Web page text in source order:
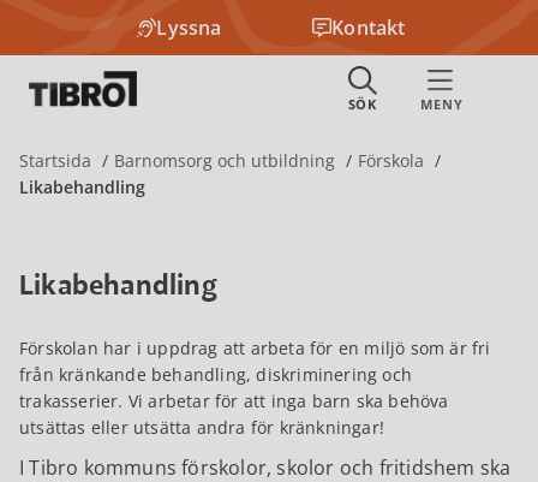
Lyssna Kontakt
Startsida Barnomsorg och utbildning
Förskola
Likabehandling
Likabehandling
Förskolan har i uppdrag att arbeta för en miljö som är fri
från kränkande behandling, diskriminering och
trakasserier. Vi arbetar för att inga barn ska behöva
utsättas eller utsätta andra för kränkningar!
I Tibro kommuns förskolor, skolor och fritidshem ska